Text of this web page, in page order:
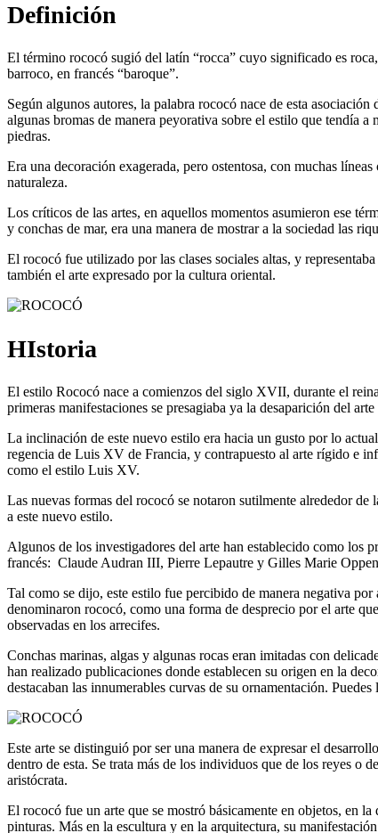
Definición
El término rococó sugió del latín “rocca” cuyo significado es
barroco, en francés “baroque”.
Según algunos autores, la palabra rococó nace de esta
algunas bromas de manera peyorativa sobre el estilo que tendía
piedras.
Era una decoración exagerada, pero ostentosa, con muchas
naturaleza.
Los críticos de las artes, en aquellos momentos asumieron ese
y conchas de mar, era una manera de mostrar a la sociedad las
El rococó fue utilizado por las clases sociales altas, y
también el arte expresado por la cultura oriental.
HIstoria
El estilo Rococó nace a comienzos del siglo XVII, durante el
primeras manifestaciones se presagiaba ya la desaparición del
La inclinación de este nuevo estilo era hacia un gusto por lo
regencia de Luis XV de Francia, y contrapuesto al arte rígido e
como el estilo Luis XV.
Las nuevas formas del rococó se notaron sutilmente alrededor
a este nuevo estilo.
Algunos de los investigadores del arte han establecido como los
francés: Claude Audran III, Pierre Lepautre y Gilles Marie
Tal como se dijo, este estilo fue percibido de manera negativa
denominaron rococó, como una forma de desprecio por el arte
observadas en los arrecifes.
Conchas marinas, algas y algunas rocas eran imitadas con
han realizado publicaciones donde establecen su origen en la
destacaban las innumerables curvas de su ornamentación. Puedes
Este arte se distinguió por ser una manera de expresar el
dentro de esta. Se trata más de los individuos que de los reyes o
aristócrata.
El rococó fue un arte que se mostró básicamente en objetos, en
pinturas. Más en la escultura y en la arquitectura, su